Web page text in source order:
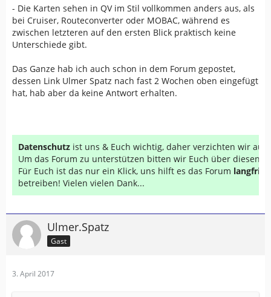
- Die Karten sehen in QV im Stil vollkommen anders aus, als
bei Cruiser, Routeconverter oder MOBAC, während es
zwischen letzteren auf den ersten Blick praktisch keine
Unterschiede gibt.
Das Ganze hab ich auch schon in dem Forum gepostet,
dessen Link Ulmer Spatz nach fast 2 Wochen oben eingefügt
hat, hab aber da keine Antwort erhalten.
Datenschutz ist uns & Euch wichtig, daher verzichten wir auf
Um das Forum zu unterstützen bitten wir Euch über diesen
Für Euch ist das nur ein Klick, uns hilft es das Forum
betreiben! Vielen vielen Dank...
Ulmer.Spatz
Gast
3. April 2017